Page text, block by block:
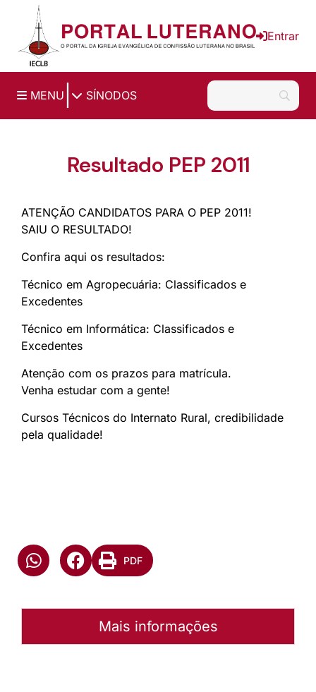
Ir para o conteúdo principal
Entrar
MENU SÍNODOS
Resultado PEP 2011
ATENÇÃO CANDIDATOS PARA O PEP 2011!
SAIU O RESULTADO!
Confira aqui os resultados:
Técnico em Agropecuária: Classificados e
Excedentes
Técnico em Informática: Classificados e
Excedentes
Atenção com os prazos para matrícula.
Venha estudar com a gente!
Cursos Técnicos do Internato Rural, credibilidade
pela qualidade!
PDF
Mais informações